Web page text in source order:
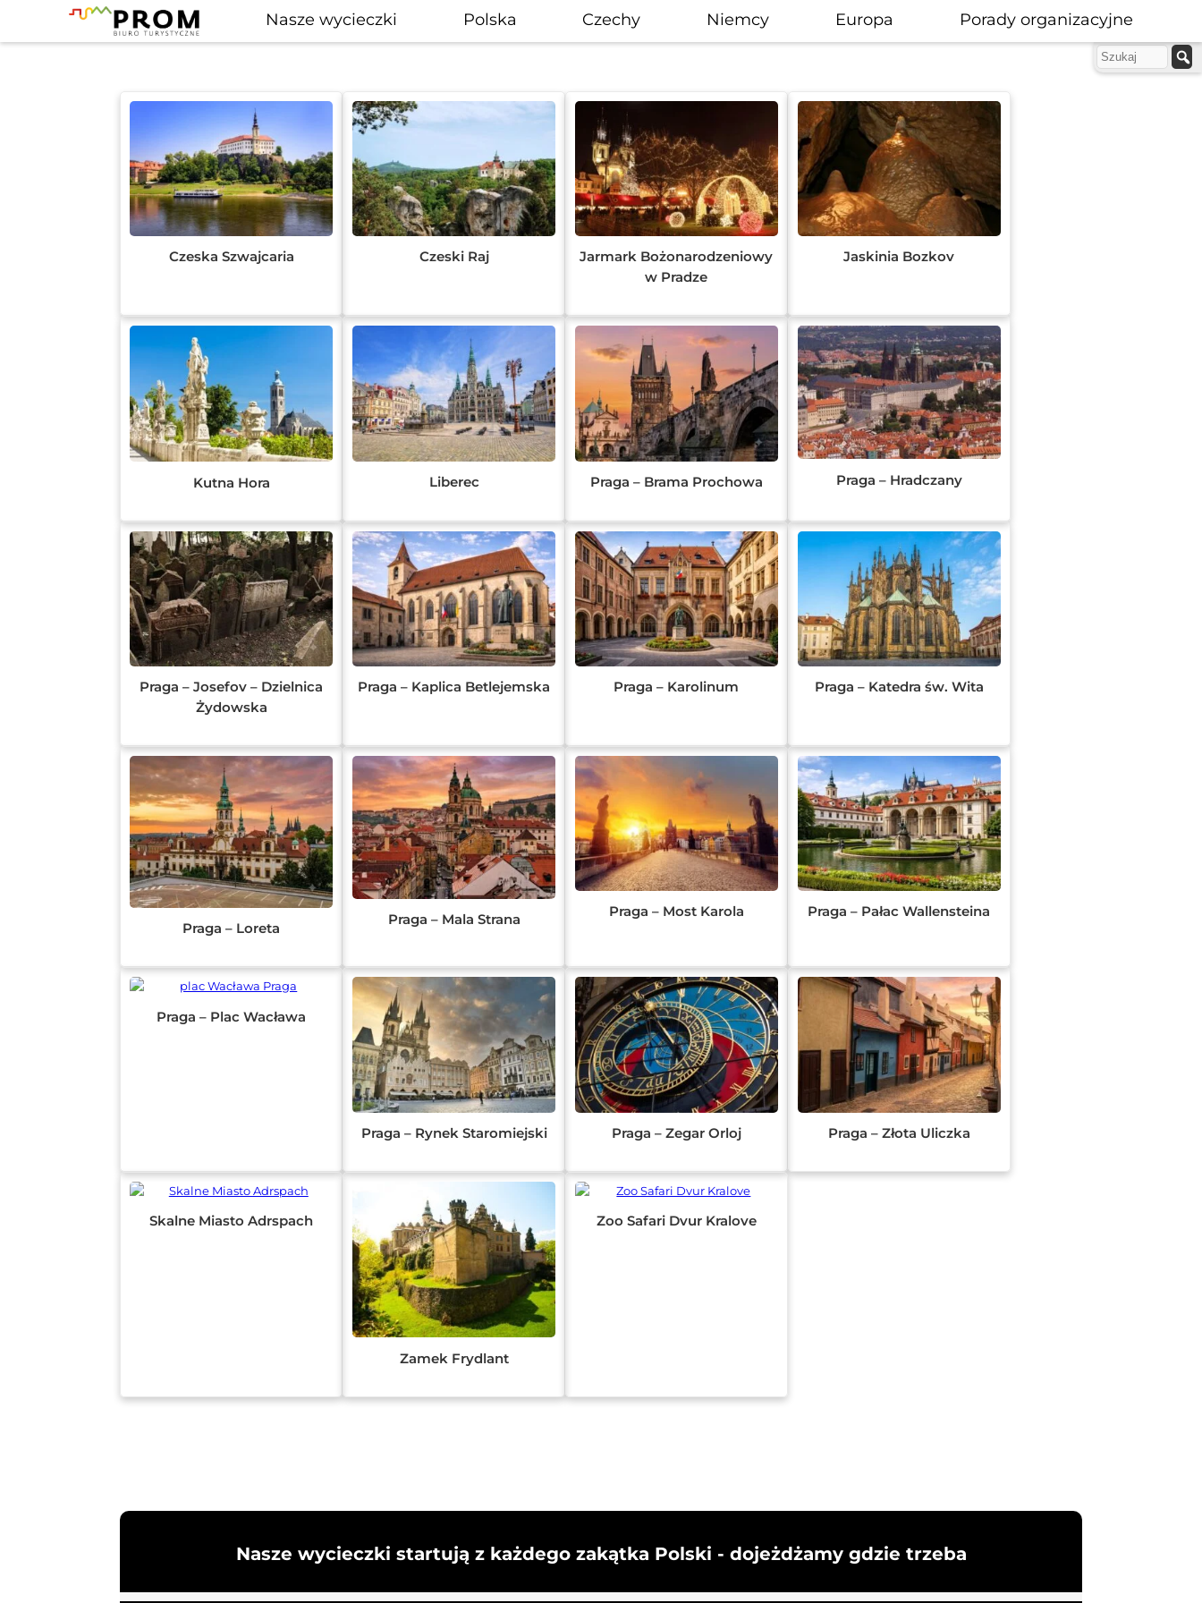
Nasze wycieczki Polska Czechy Niemcy Europa Porady organizacyjne
Czeska Szwajcaria Czeski Raj
Jarmark Bożonarodzeniowy
w Pradze
Jaskinia Bozkov
Kutna Hora Liberec Praga – Brama Prochowa Praga – Hradczany
Praga – Josefov – Dzielnica
Żydowska
Praga – Kaplica Betlejemska Praga – Karolinum Praga – Katedra św. Wita
Praga – Loreta
Praga – Mala Strana Praga – Most Karola Praga – Pałac Wallensteina
Praga – Plac Wacława
Praga – Rynek Staromiejski Praga – Zegar Orloj Praga – Złota Uliczka
Skalne Miasto Adrspach
Zamek Frydlant
Zoo Safari Dvur Kralove
Nasze wycieczki startują z każdego zakątka Polski - dojeżdżamy gdzie trzeba